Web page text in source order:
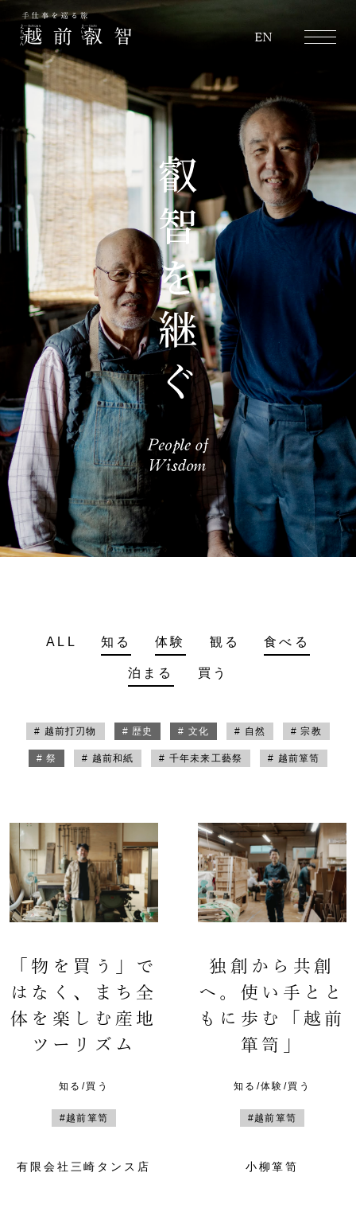
EN
ALL 知る 体験 観る 食べる
泊まる 買う
# 越前打刃物 # 歴史 # 文化 # 自然 # 宗教
# 祭 # 越前和紙 # 千年未来工藝祭 # 越前箪笥
「物を買う」で
はなく、まち全
体を楽しむ産地
ツーリズム
知る/買う
#越前箪笥
有限会社三崎タンス店
独創から共創
へ。使い手とと
もに歩む「越前
箪笥」
知る/体験/買う
#越前箪笥
小柳箪笥